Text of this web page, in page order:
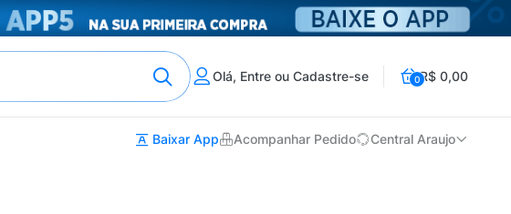
Olá, Entre ou Cadastre-se 0R$ 0,00
Baixar App Acompanhar Pedido Central Araujo